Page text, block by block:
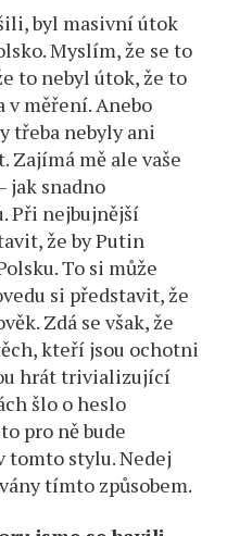
byl masivní útok
Myslím, že se to
to nebyl útok, že to
v měření. Anebo
třeba nebyly ani
Zajímá mě ale vaše
jak snadno
Při nejbujnější
že by Putin
To si může
si představit, že
Zdá se však, že
kteří jsou ochotni
hrát trivializující
šlo o heslo
pro ně bude
stylu. Nedej
tímto způsobem.